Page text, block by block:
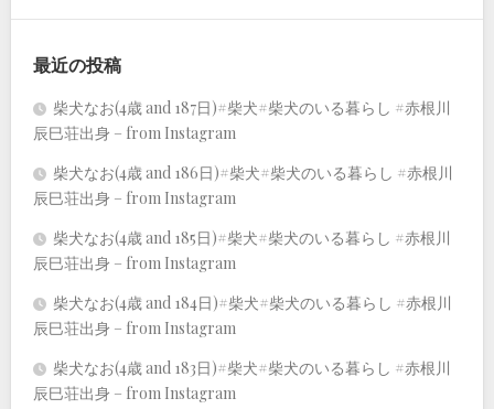
最近の投稿
柴犬なお(4歳 and 187日)#柴犬#柴犬のいる暮らし #赤根川
辰巳荘出身 – from Instagram
柴犬なお(4歳 and 186日)#柴犬#柴犬のいる暮らし #赤根川
辰巳荘出身 – from Instagram
柴犬なお(4歳 and 185日)#柴犬#柴犬のいる暮らし #赤根川
辰巳荘出身 – from Instagram
柴犬なお(4歳 and 184日)#柴犬#柴犬のいる暮らし #赤根川
辰巳荘出身 – from Instagram
柴犬なお(4歳 and 183日)#柴犬#柴犬のいる暮らし #赤根川
辰巳荘出身 – from Instagram